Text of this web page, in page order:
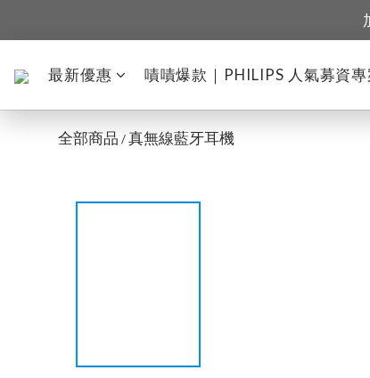
最新優惠 嘖嘖爆款｜PHILIPS 人氣募資
全部商品 /真無線藍牙耳機